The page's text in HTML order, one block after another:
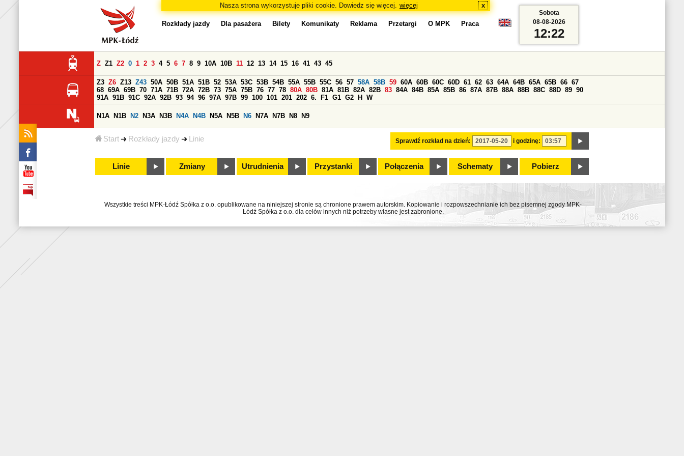
Nasza strona wykorzystuje pliki cookie. Dowiedz się więcej. więcej x
Start Rozkłady jazdy Linie
Rozkłady jazdy Dla pasażera Bilety Komunikaty Reklama Przetargi O MPK Praca
Sprawdź rozkład na dzień: i godzinę:
Z Z1 Z2 0 1 2 3 4 5 6 7 8 9 10A 10B 11 12 13 14 15 16 41 43 45
Z3 Z6 Z13 Z43 50A 50B 51A 51B 52 53A 53C 53B 54B 55A 55B 55C 56 57 58A 58B 59 60A 60B 60C 60D 61 62 63 64A 64B 65A 65B 66 67
68 69A 69B 70 71A 71B 72A 72B 73 75A 75B 76 77 78 80A 80B 81A 81B 82A 82B 83 84A 84B 85A 85B 86 87A 87B 88A 88B 88C 88D 89 90
91A 91B 91C 92A 92B 93 94 96 97A 97B 99 100 101 201 202 6. F1 G1 G2 H W
N1A N1B N2 N3A N3B N4A N4B N5A N5B N6 N7A N7B N8 N9
Linie Zmiany Utrudnienia Przystanki Połączenia Schematy Pobierz
Sobota
08-08-2026
12:22
Wszystkie treści MPK-Łódź Spółka z o.o. opublikowane na niniejszej stronie są chronione prawem autorskim. Kopiowanie i rozpowszechnianie ich bez pisemnej zgody MPK-
Łódź Spółka z o.o. dla celów innych niż potrzeby własne jest zabronione.